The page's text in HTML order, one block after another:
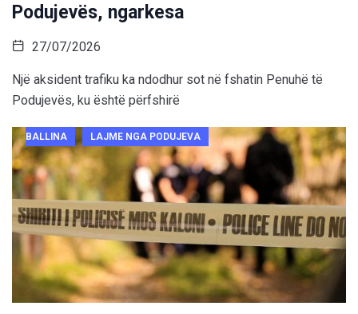
Podujevës, ngarkesa
27/07/2026
Një aksident trafiku ka ndodhur sot në fshatin Penuhë të
Podujevës, ku është përfshirë
BALLINA LAJME NGA PODUJEVA